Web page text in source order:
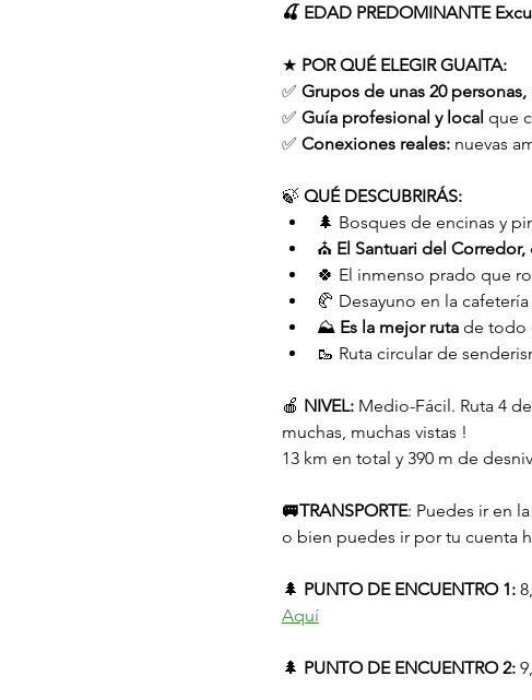
🍒 EDAD PREDOMINANTE
★ POR QUÉ ELEGIR GUAITA:
✅ Grupos de unas 20 personas,
✅ Guía profesional y local que
✅ Conexiones reales: nuevas
🍃 QUÉ DESCUBRIRÁS:
🌲 Bosques de encinas y
⛪️ El Santuari del Corredor,
🍀 El inmenso prado que
🥐 Desayuno en la
⛰️ Es la mejor ruta de todo
🥾 Ruta circular de
🍎 NIVEL: Medio-Fácil. Ruta 4
muchas, muchas vistas !
13 km en total y 390 m de
🚐TRANSPORTE: Puedes ir en
o bien puedes ir por tu cuenta
🌲 PUNTO DE ENCUENTRO 1:
Aquí
🌲 PUNTO DE ENCUENTRO 2: